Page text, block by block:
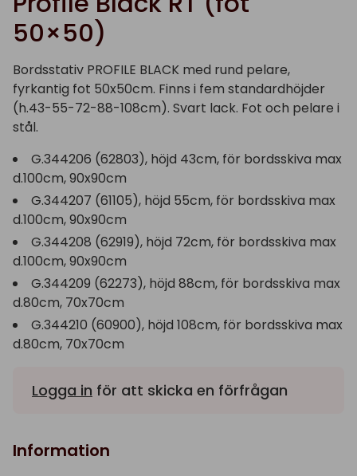
50×50)
Bordsstativ PROFILE BLACK med rund pelare,
fyrkantig fot 50x50cm. Finns i fem standardhöjder
(h.43-55-72-88-108cm). Svart lack. Fot och pelare i
stål.
G.344206 (62803), höjd 43cm, för bordsskiva max
d.100cm, 90x90cm
G.344207 (61105), höjd 55cm, för bordsskiva max
d.100cm, 90x90cm
G.344208 (62919), höjd 72cm, för bordsskiva max
d.100cm, 90x90cm
G.344209 (62273), höjd 88cm, för bordsskiva max
d.80cm, 70x70cm
G.344210 (60900), höjd 108cm, för bordsskiva max
d.80cm, 70x70cm
Logga in för att skicka en förfrågan
Information